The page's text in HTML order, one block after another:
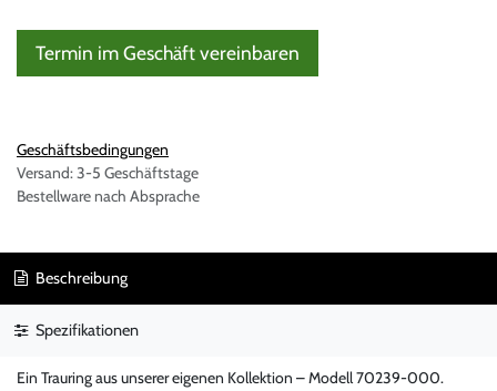
Termin im Geschäft vereinbaren
Geschäftsbedingungen
Versand: 3-5 Geschäftstage
Bestellware nach Absprache
Beschreibung
Spezifikationen
Ein Trauring aus unserer eigenen Kollektion – Modell 70239-000.